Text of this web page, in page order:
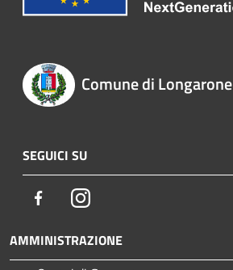
Comune di Longarone
SEGUICI SU
FacebookInstagram
AMMINISTRAZIONE